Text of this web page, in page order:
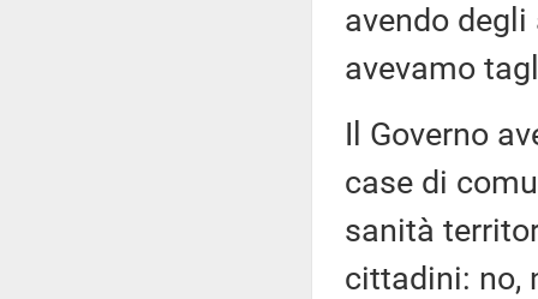
avendo
avevamo
Il Governo
case di
sanità
cittadini: no,